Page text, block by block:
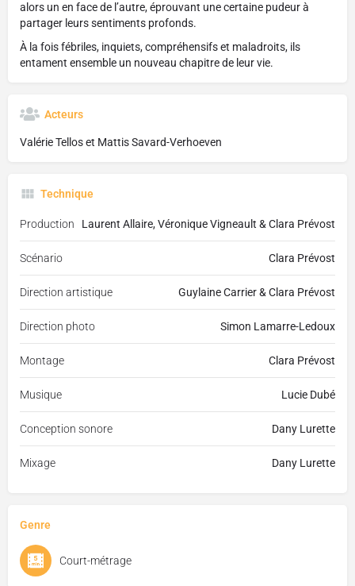
alors un en face de l’autre, éprouvant une certaine pudeur à
partager leurs sentiments profonds.
À la fois fébriles, inquiets, compréhensifs et maladroits, ils
entament ensemble un nouveau chapitre de leur vie.
Acteurs
Valérie Tellos et Mattis Savard-Verhoeven
Technique
Production Laurent Allaire, Véronique Vigneault & Clara Prévost
Scénario Clara Prévost
Direction artistique Guylaine Carrier & Clara Prévost
Direction photo Simon Lamarre-Ledoux
Montage Clara Prévost
Musique Lucie Dubé
Conception sonore Dany Lurette
Mixage Dany Lurette
Genre
Court-métrage